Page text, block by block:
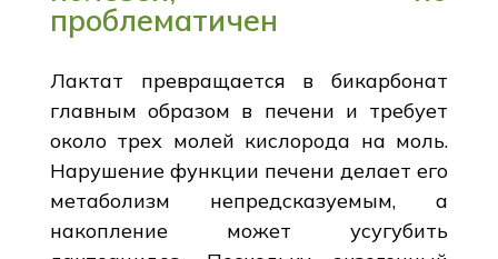
проблематичен
Лактат превращается в бикарбонат
главным образом в печени и требует
около трех молей кислорода на моль.
Нарушение функции печени делает его
метаболизм непредсказуемым, а
накопление может усугубить